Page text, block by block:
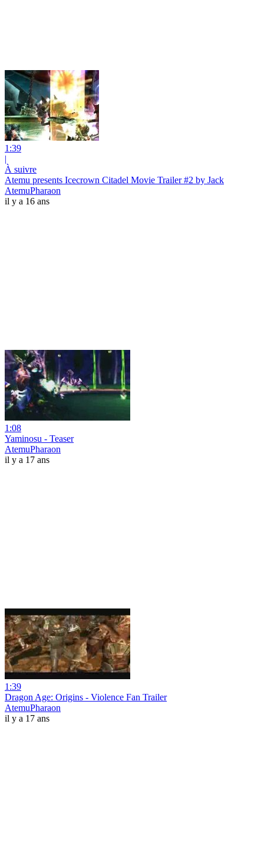
1:39
|
À suivre
Atemu presents Icecrown Citadel Movie Trailer #2 by Jack
AtemuPharaon
il y a 16 ans
1:08
Yaminosu - Teaser
AtemuPharaon
il y a 17 ans
1:39
Dragon Age: Origins - Violence Fan Trailer
AtemuPharaon
il y a 17 ans